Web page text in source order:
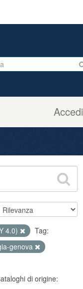
Accedi
4.0)
Tag:
genova
di origine: